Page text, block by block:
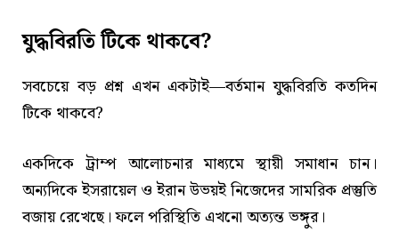
যুদ্ধবিরতি টিকে থাকবে?
সবচেয়ে বড় প্রশ্ন এখন একটাই—বর্তমান যুদ্ধবিরতি কতদিন
টিকে থাকবে?
একদিকে ট্রাম্প আলোচনার মাধ্যমে স্থায়ী সমাধান চান।
অন্যদিকে ইসরায়েল ও ইরান উভয়ই নিজেদের সামরিক প্রস্তুতি
বজায় রেখেছে। ফলে পরিস্থিতি এখনো অত্যন্ত ভঙ্গুর।